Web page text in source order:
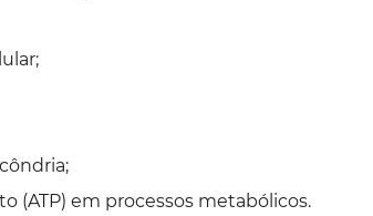
(ATP) em processos metabólicos.